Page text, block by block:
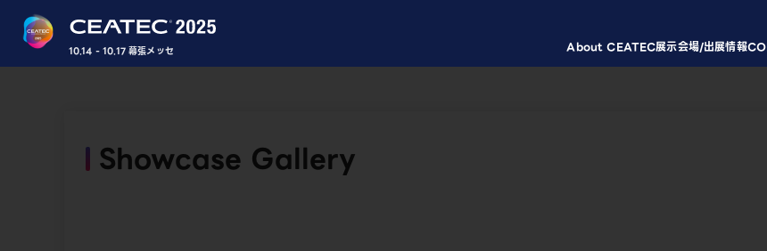
10.14 - 10.17 幕張メッセ About CEATEC展示会場/出展情報
Showcase Gallery